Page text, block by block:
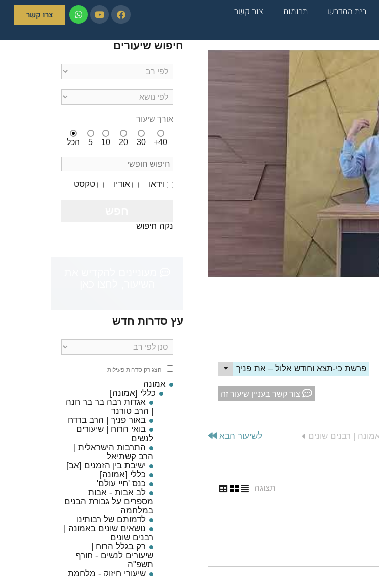
בית המדרש תרומות צור קשר צרו קשר
פרשת כי-תצא וחודש אלול – את פניך ה' אבקש
צור קשר בעניין שיעור זה
לשיעור הבא | רבנים שונים
תצוגה
חיפוש שיעורים
אורך שיעור
הכל 5 10 20 30 40+
וידאו אודיו טקסט
נקה חיפוש
עץ סדרות חדש
הצג רק סדרות פעילות
אמונה
כללי [אמונה]
אגדות רבה בר בר חנה
| הרב טורנר
באור פניך | הרב ברדח
בואי הרוח | שיעורים
לנשים
התרבות הישראלית |
הרב קשתיאל
ישיבת בין הזמנים [אב]
כללי [אמונה]
כנס 'חיי עולם'
לב אבות - אבות
מספרים על גבורת הבנים
במלחמה
לדמותם של רבותינו
נושאים שונים באמונה |
רבנים שונים
רק בגלל הרוח |
שיעורים לנשים - חורף
תשפ"ה
שיעורי חיזוק - מלחמת